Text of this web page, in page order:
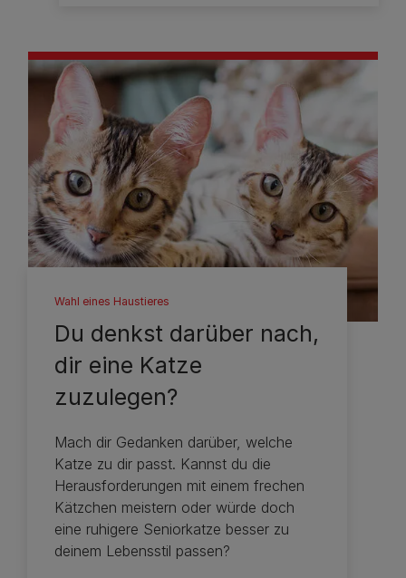
Wahl eines Haustieres
Du denkst darüber nach,
dir eine Katze
zuzulegen?
Mach dir Gedanken darüber, welche
Katze zu dir passt. Kannst du die
Herausforderungen mit einem frechen
Kätzchen meistern oder würde doch
eine ruhigere Seniorkatze besser zu
deinem Lebensstil passen?